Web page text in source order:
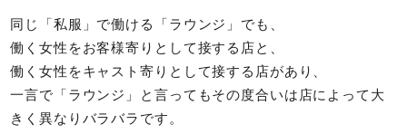
同じ「私服」で働ける「ラウンジ」でも、
働く女性をお客様寄りとして接する店と、
働く女性をキャスト寄りとして接する店があり、
一言で「ラウンジ」と言ってもその度合いは店によって大
きく異なりバラバラです。